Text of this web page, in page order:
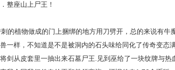
整座山上尸王！
的植物做成的门上捆绑的地方用刀劈开，总的来说有
一样，不知道是不是被洞内的石头味给同化了传奇变
剑从皮套里一抽出来石墓尸王.见到巫给了一块纹牌与热